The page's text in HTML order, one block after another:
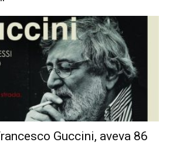
Guccini, aveva 86